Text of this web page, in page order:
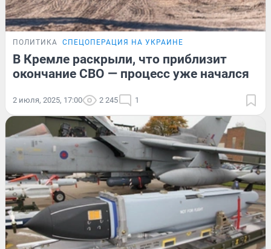
ПОЛИТИКА СПЕЦОПЕРАЦИЯ НА УКРАИНЕ
В Кремле раскрыли, что приблизит
окончание СВО — процесс уже начался
2 июля, 2025, 17:00 2 245 1